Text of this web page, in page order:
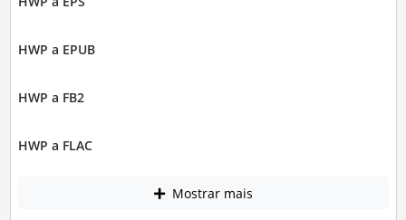
HWP a EPUB
HWP a FB2
HWP a FLAC
Mostrar mais